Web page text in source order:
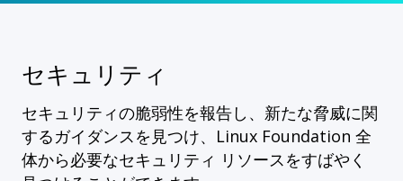
セキュリティ
セキュリティの脆弱性を報告し、新たな脅威に関
するガイダンスを見つけ、Linux Foundation 全
体から必要なセキュリティ リソースをすばやく